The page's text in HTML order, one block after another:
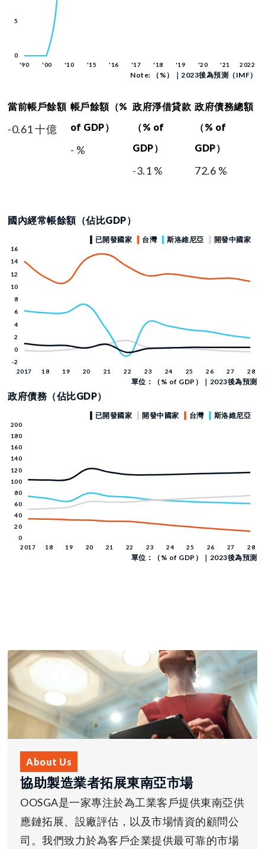
Note: （%）｜2023後為預測（IMF）
當前帳戶餘額
-0.61 十億
帳戶餘額（%
of GDP）
- %
政府淨借貸款
（% of
GDP）
-3.1 %
政府債務總額
（% of
GDP）
72.6 %
國內經常帳餘額（佔比GDP）
單位：（% of GDP）｜2023後為預測
政府債務（佔比GDP）
單位：（% of GDP）｜2023後為預測
About Us
協助製造業者拓展東南亞市場
OOSGA是一家專注於為工業客戶提供東南亞供
應鏈拓展、設廠評估，以及市場情資的顧問公
司。我們致力於為客戶企業提供最可靠的市場